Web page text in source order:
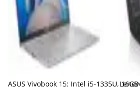
ASUS Vivobook 15: Intel i5-1335U, 16GB